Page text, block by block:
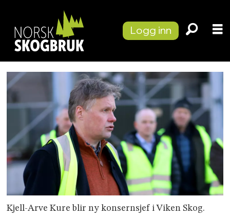
Logg inn
Kjell-Arve Kure blir ny konsernsjef i Viken Skog.